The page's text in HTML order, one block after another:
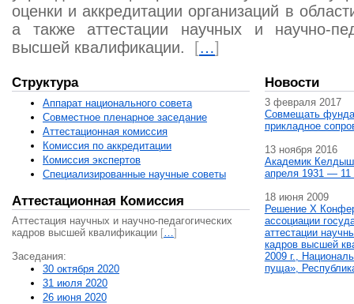
оценки и аккредитации организаций в
а также аттестации научных и научно-
высшей квалификации.
[…]
Структура
Аппарат национального совета
Совместное пленарное заседание
Аттестационная комисcия
Комиссия по аккредитации
Комиссия экспертов
Специализированные научные советы
Аттестационная Комиссия
Аттестация научных и научно-педагогических
кадров высшей квалификации […]
Заседания:
30 октября 2020
31 июля 2020
26 июня 2020
Новости
3 февраля 2017
Совмещать
прикладное
13 ноября 2016
Академик
апреля 1931 — 11
18 июня 2009
Решение X
ассоциации
аттестации
кадров высшей
2009 г.,
пуща»,